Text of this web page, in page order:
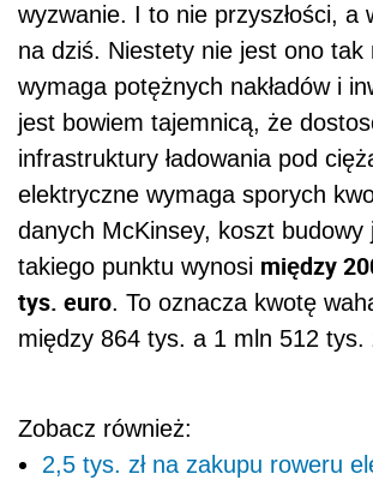
wyzwanie. I to nie przyszłości, a
na dziś. Niestety nie jest ono tak
wymaga potężnych nakładów i
jest bowiem tajemnicą, że
infrastruktury ładowania pod
elektryczne wymaga sporych
danych McKinsey, koszt budowy
takiego punktu wynosi między
tys. euro. To oznacza kwotę
między 864 tys. a 1 mln 512 tys.
Zobacz również:
2,5 tys. zł na zakupu roweru